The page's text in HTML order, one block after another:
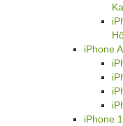
iPhone
iPhone